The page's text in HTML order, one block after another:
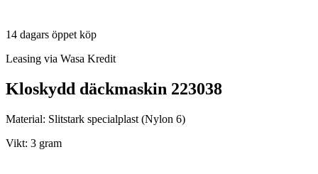
14 dagars öppet köp
Leasing via Wasa Kredit
Kloskydd däckmaskin 223038
Material: Slitstark specialplast (Nylon 6)
Vikt: 3 gram